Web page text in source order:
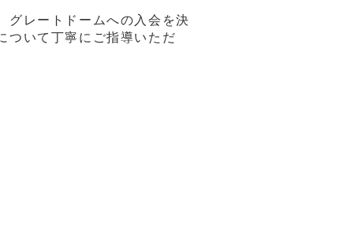
グレートドームへの入会を決
ついて丁寧にご指導いただ